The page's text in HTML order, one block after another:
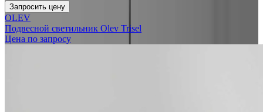
Запросить цену
OLEV
Подвесной светильник Olev Trisel
Цена по запросу